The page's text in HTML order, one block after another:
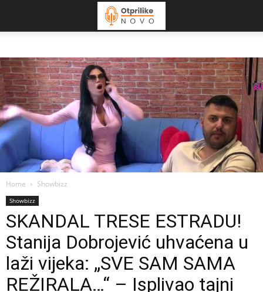
Home Showbizz
Showbizz
SKANDAL TRESE ESTRADU!
Stanija Dobrojević uhvaćena u
laži vijeka: „SVE SAM SAMA
REŽIRALA…“ – Isplivao tajni